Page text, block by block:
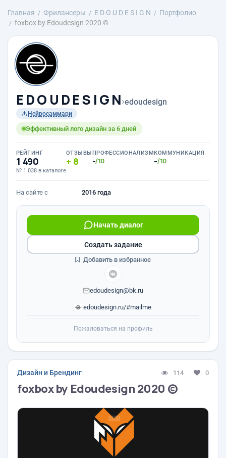
Главная Фрилансеры E D O U D E S I G N
Портфолио
foxbox by Edoudesign 2020 ©
E D O U D E S I G N›edoudesign
Нейросаммари
Эффективный лого дизайн за 6 дней
РЕЙТИНГ
1 490
№ 1 038 в каталоге
ОТЗЫВЫ
8
ПРОФЕССИОНАЛИЗМ
-/10
КОММУНИКАЦИЯ
-/10
На сайте с 2016 года
Начать диалог
edoudesign@bk.ru
edoudesign.ru/#mailme
Создать задание
Добавить в избранное
Пожаловаться на профиль
Дизайн и Брендинг 114 0
foxbox by Edoudesign 2020 ©